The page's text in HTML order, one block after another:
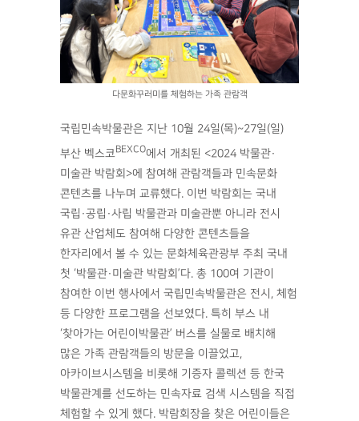
다문화꾸러미를 체험하는 가족 관람객
국립민속박물관은 지난 10월 24일(목)~27일(일)
부산 벡스코BEXCO에서 개최된 <2024 박물관·
미술관 박람회>에 참여해 관람객들과 민속문화
콘텐츠를 나누며 교류했다. 이번 박람회는 국내
국립·공립·사립 박물관과 미술관뿐 아니라 전시
유관 산업체도 참여해 다양한 콘텐츠들을
한자리에서 볼 수 있는 문화체육관광부 주최 국내
첫 ‘박물관·미술관 박람회’다. 총 100여 기관이
참여한 이번 행사에서 국립민속박물관은 전시, 체험
등 다양한 프로그램을 선보였다. 특히 부스 내
‘찾아가는 어린이박물관’ 버스를 실물로 배치해
많은 가족 관람객들의 방문을 이끌었고,
아카이브시스템을 비롯해 기증자 콜렉션 등 한국
박물관계를 선도하는 민속자료 검색 시스템을 직접
체험할 수 있게 했다. 박람회장을 찾은 어린이들은